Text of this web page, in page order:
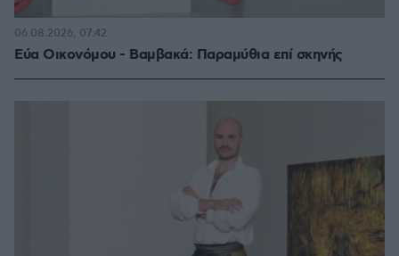
Εύα Οικονόμου - Βαμβακά: Παραμύθια επί σκηνής
06.08.2026, 07:42